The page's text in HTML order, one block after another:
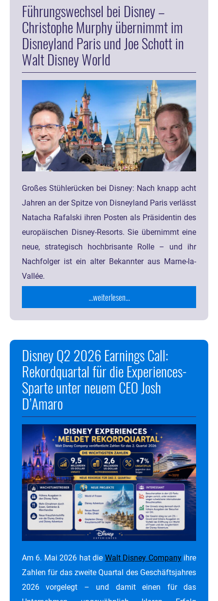
Führungswechsel bei Disney –
Christophe Murphy übernimmt im
Disneyland Paris und Joe Schott in
Walt Disney World
Großes Stühlerücken bei Disney: Nach knapp acht
Jahren an der Spitze von Disneyland Paris verlässt
Natacha Rafalski ihren Posten als Präsidentin des
europäischen Disney-Resorts. Sie übernimmt eine
neue, strategisch hochbrisante Rolle – und ihr
Nachfolger ist ein alter Bekannter aus Marne-la-
Vallée.
...weiterlesen...
Disney Q2 2026 Earnings Call:
Rekordquartal für die Experiences-
Sparte unter neuem CEO Josh
D’Amaro
Am 6. Mai 2026 hat die Walt Disney Companyihre
Zahlen für das zweite Quartal des Geschäftsjahres
2026 vorgelegt – und damit einen für das